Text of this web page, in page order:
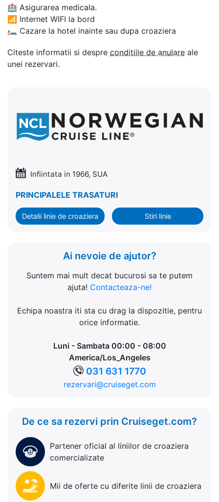
🏥 Asigurarea medicala.
📶 Internet WIFI la bord
🛏 Cazare la hotel inainte sau dupa croaziera
Citeste informatii si despre conditiile de anulare ale
unei rezervari.
Infiintata in 1966, SUA
PRINCIPALELE TRASATURI
Detalii linie de croaziera Stiri linie
Ai nevoie de ajutor?
Suntem mai mult decat bucurosi sa te putem
ajuta! Contacteaza-ne!
Echipa noastra iti sta cu drag la dispozitie, pentru
orice informatie.
Luni - Sambata 00:00 - 08:00
America/Los_Angeles
031 631 1770
rezervari@cruiseget.com
De ce sa rezervi prin Cruiseget.com?
Partener oficial al liniilor de croaziera
comercializate
Mii de oferte cu diferite linii de croaziera